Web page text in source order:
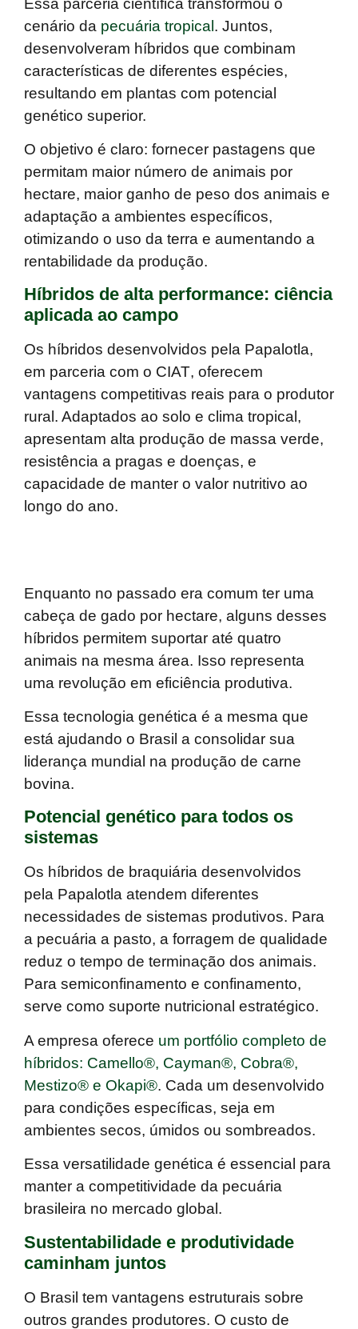
cenário da pecuária tropical. Juntos,
desenvolveram híbridos que combinam
características de diferentes espécies,
resultando em plantas com potencial
genético superior.
O objetivo é claro: fornecer pastagens que
permitam maior número de animais por
hectare, maior ganho de peso dos animais e
adaptação a ambientes específicos,
otimizando o uso da terra e aumentando a
rentabilidade da produção.
Híbridos de alta performance: ciência
aplicada ao campo
Os híbridos desenvolvidos pela Papalotla,
em parceria com o CIAT, oferecem
vantagens competitivas reais para o produtor
rural. Adaptados ao solo e clima tropical,
apresentam alta produção de massa verde,
resistência a pragas e doenças, e
capacidade de manter o valor nutritivo ao
longo do ano.
Enquanto no passado era comum ter uma
cabeça de gado por hectare, alguns desses
híbridos permitem suportar até quatro
animais na mesma área. Isso representa
uma revolução em eficiência produtiva.
Essa tecnologia genética é a mesma que
está ajudando o Brasil a consolidar sua
liderança mundial na produção de carne
bovina.
Potencial genético para todos os
sistemas
Os híbridos de braquiária desenvolvidos
pela Papalotla atendem diferentes
necessidades de sistemas produtivos. Para
a pecuária a pasto, a forragem de qualidade
reduz o tempo de terminação dos animais.
Para semiconfinamento e confinamento,
serve como suporte nutricional estratégico.
A empresa oferece um portfólio completo de
híbridos: Camello®, Cayman®, Cobra®,
Mestizo® e Okapi®. Cada um desenvolvido
para condições específicas, seja em
ambientes secos, úmidos ou sombreados.
Essa versatilidade genética é essencial para
manter a competitividade da pecuária
brasileira no mercado global.
Sustentabilidade e produtividade
caminham juntos
O Brasil tem vantagens estruturais sobre
outros grandes produtores. O custo de